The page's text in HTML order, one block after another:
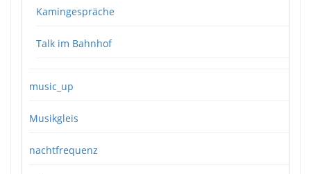
Kamingespräche
Talk im Bahnhof
music_up
Musikgleis
nachtfrequenz